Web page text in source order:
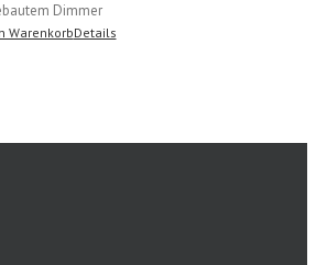
Dimmer
WarenkorbDetails